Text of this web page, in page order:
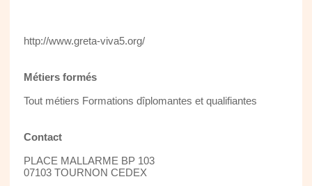
http://www.greta-viva5.org/
Métiers formés
Tout métiers Formations dîplomantes et qualifiantes
Contact
PLACE MALLARME BP 103
07103 TOURNON CEDEX